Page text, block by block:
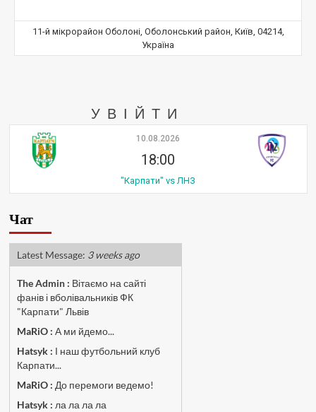
11-й мікрорайон Оболоні, Оболонський район, Київ, 04214,
Україна
УВІЙТИ
10.08.2026
18:00
"Карпати" vs ЛНЗ
Чат
Latest Message: 3 weeks ago
The Admin: Вітаємо на сайті
фанів і вболівальників ФК
"Карпати" Львів
MaRiO : А ми йдемо...
Hatsyk : І наш футбольний клуб
Карпати...
MaRiO : До перемоги ведемо!
Hatsyk : ла ла ла ла